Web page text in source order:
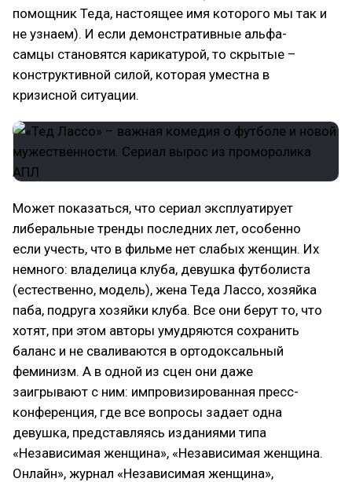
помощник Теда, настоящее имя которого мы так и
не узнаем). И если демонстративные альфа-
самцы становятся карикатурой, то скрытые –
конструктивной силой, которая уместна в
кризисной ситуации.
Может показаться, что сериал эксплуатирует
либеральные тренды последних лет, особенно
если учесть, что в фильме нет слабых женщин. Их
немного: владелица клуба, девушка футболиста
(естественно, модель), жена Теда Лассо, хозяйка
паба, подруга хозяйки клуба. Все они берут то, что
хотят, при этом авторы умудряются сохранить
баланс и не сваливаются в ортодоксальный
феминизм. А в одной из сцен они даже
заигрывают с ним: импровизированная пресс-
конференция, где все вопросы задает одна
девушка, представляясь изданиями типа
«Независимая женщина», «Независимая женщина.
Онлайн», журнал «Независимая женщина»,